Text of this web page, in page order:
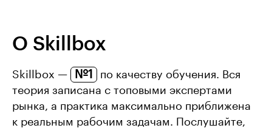
О Skillbox
Skillbox — №1
по качеству обучения. Вся
теория записана с топовыми экспертами
рынка, а практика максимально приближена
к реальным рабочим задачам. Послушайте,